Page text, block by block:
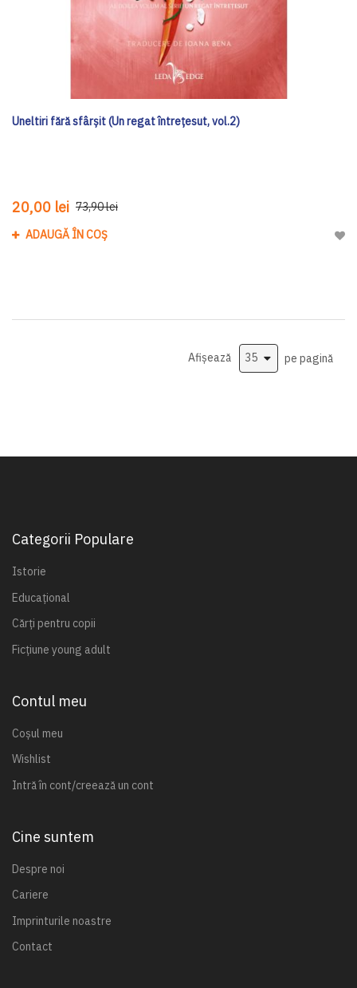
Uneltiri fără sfârșit (Un regat întrețesut, vol.2)
20,00 lei 73,90 lei
ADAUGĂ ÎN COȘ
Afișează pe pagină
Categorii Populare
Istorie
Educațional
Cărți pentru copii
Ficțiune young adult
Contul meu
Coșul meu
Wishlist
Intră în cont/creează un cont
Cine suntem
Despre noi
Cariere
Imprinturile noastre
Contact